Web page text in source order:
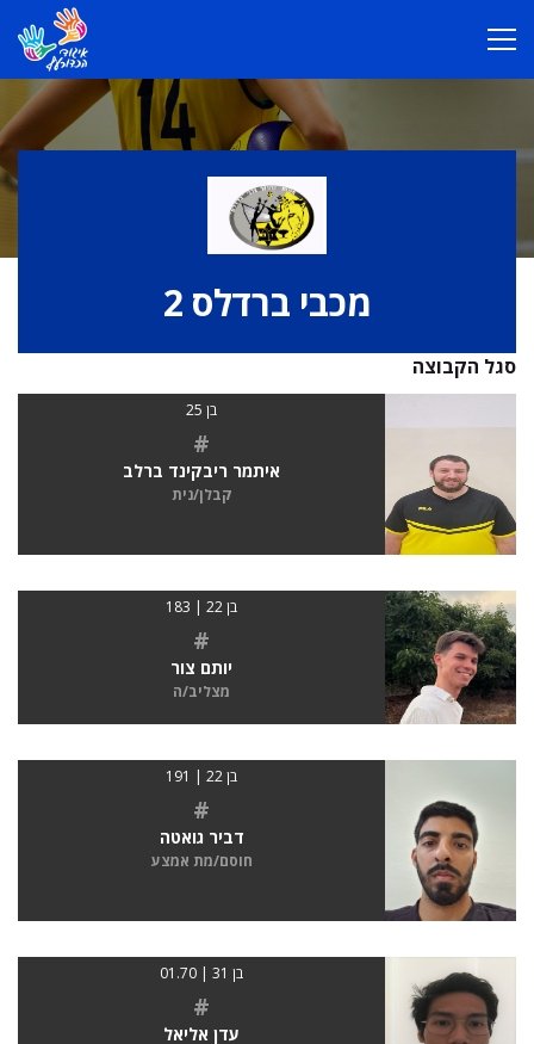
מכבי ברדלס 2
סגל הקבוצה
בן 25
#
איתמר ריבקינד ברלב
קבלן/נית
בן 22 | 183
#
יותם צור
מצליב/ה
בן 22 | 191
#
דביר גואטה
חוסם/מת אמצע
בן 31 | 01.70
#
עדן אליאל